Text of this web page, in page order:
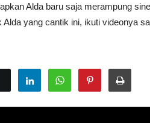
Alda baru saja merampung
yang cantik ini, ikuti videonya